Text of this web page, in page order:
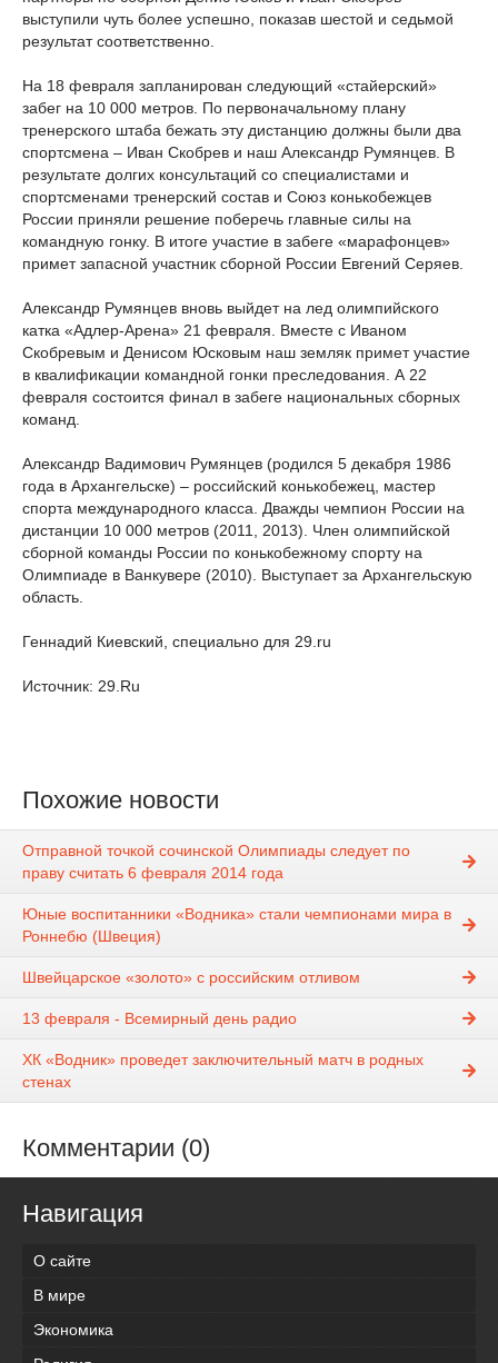
выступили чуть более успешно, показав шестой и седьмой
результат соответственно.
На 18 февраля запланирован следующий «стайерский»
забег на 10 000 метров. По первоначальному плану
тренерского штаба бежать эту дистанцию должны были два
спортсмена – Иван Скобрев и наш Александр Румянцев. В
результате долгих консультаций со специалистами и
спортсменами тренерский состав и Союз конькобежцев
России приняли решение поберечь главные силы на
командную гонку. В итоге участие в забеге «марафонцев»
примет запасной участник сборной России Евгений Серяев.
Александр Румянцев вновь выйдет на лед олимпийского
катка «Адлер-Арена» 21 февраля. Вместе с Иваном
Скобревым и Денисом Юсковым наш земляк примет участие
в квалификации командной гонки преследования. А 22
февраля состоится финал в забеге национальных сборных
команд.
Александр Вадимович Румянцев (родился 5 декабря 1986
года в Архангельске) – российский конькобежец, мастер
спорта международного класса. Дважды чемпион России на
дистанции 10 000 метров (2011, 2013). Член олимпийской
сборной команды России по конькобежному спорту на
Олимпиаде в Ванкувере (2010). Выступает за Архангельскую
область.
Геннадий Киевский, специально для 29.ru
Источник: 29.Ru
Похожие новости
Отправной точкой сочинской Олимпиады следует по
праву считать 6 февраля 2014 года
Юные воспитанники «Водника» стали чемпионами мира в
Роннебю (Швеция)
Швейцарское «золото» с российским отливом
13 февраля - Всемирный день радио
ХК «Водник» проведет заключительный матч в родных
стенах
Комментарии (0)
Навигация
О сайте
В мире
Экономика